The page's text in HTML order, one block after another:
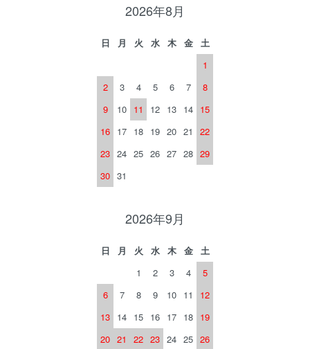
2026年8月
日 月 火 水 木 金
土
1
2
3 4 5 6 7
8
9
10 11 12 13 14 15
16 17 18 19 20 21
22
23 24 25 26 27 28 29
30 31
2026年9月
日 月 火 水 木 金
土
1
2 3 4
5
6
7 8 9 10 11
12
13 14 15 16 17 18 19
20 21 22 23 24 25 26